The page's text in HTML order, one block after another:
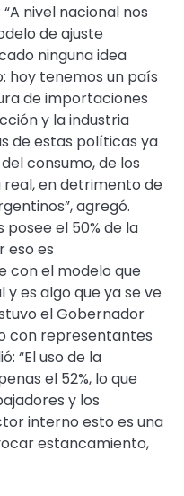
nivel nacional nos
de ajuste
ninguna idea
hoy tenemos un país
de importaciones
y la industria
de estas políticas ya
consumo, de los
en detrimento de
agregó.
posee el 50% de la
eso es
con el modelo que
es algo que ya se ve
el Gobernador
con representantes
“El uso de la
el 52%, lo que
y los
interno esto es una
estancamiento,